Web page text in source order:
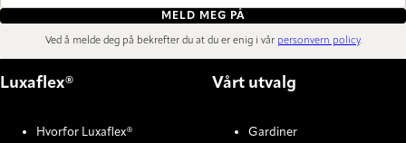
MELD MEG PÅ
Ved å melde deg på bekrefter du at du er enig i vår personvern policy.
Luxaflex®
Hvorfor Luxaflex®
Vårt utvalg
Gardiner